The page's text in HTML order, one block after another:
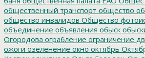
общественный транспорт общество
общество инвалидов Общество
объединение объявления обыск
Огородова ограбление ограничение
ожоги озеленение окно октябрь